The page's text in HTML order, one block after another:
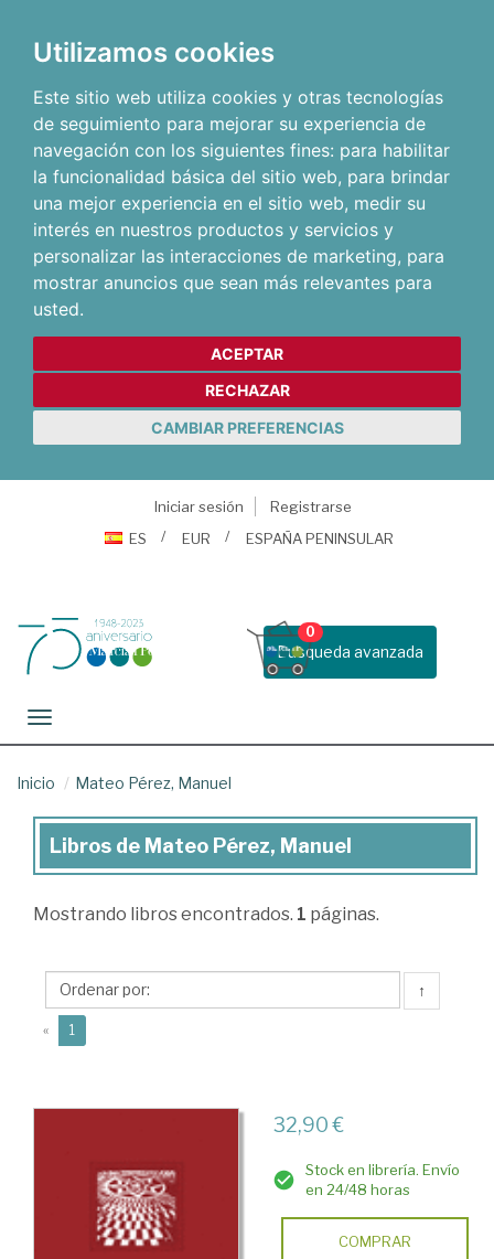
Utilizamos cookies
Este sitio web utiliza cookies y otras tecnologías
de seguimiento para mejorar su experiencia de
navegación con los siguientes fines: para habilitar
la funcionalidad básica del sitio web, para brindar
una mejor experiencia en el sitio web, medir su
interés en nuestros productos y servicios y
personalizar las interacciones de marketing, para
mostrar anuncios que sean más relevantes para
usted.
ACEPTAR
RECHAZAR
CAMBIAR PREFERENCIAS
Iniciar sesión
Registrarse
ES
EUR ESPAÑA PENINSULAR
Busqueda avanzada
0
Toggle navigation
Inicio Mateo Pérez, Manuel
Libros
Mateo
Manuel
Libros de Mateo Pérez, Manuel
Mostrando libros encontrados. 1 páginas.
↑
« 1
32,90 €
Stock en librería. Envío
en 24/48 horas
COMPRAR